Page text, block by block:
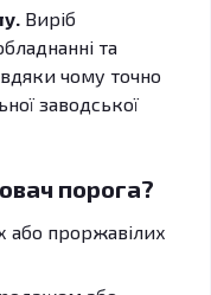
Виріб
та
чому точно
заводської
порога?
або проржавілих